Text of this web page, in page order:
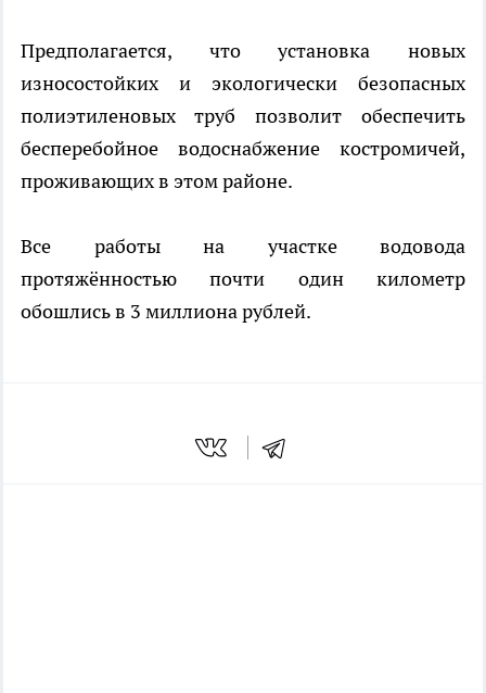
Предполагается, что установка новых
износостойких и экологически безопасных
полиэтиленовых труб позволит обеспечить
бесперебойное водоснабжение костромичей,
проживающих в этом районе.
Все работы на участке водовода
протяжённостью почти один километр
обошлись в 3 миллиона рублей.